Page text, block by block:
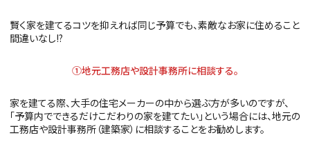
賢く家を建てるコツを抑えれば同じ予算でも、素敵なお家に住めること
間違いなし!?
①地元工務店や設計事務所に相談する。
家を建てる際、大手の住宅メーカーの中から選ぶ方が多いのですが、
「予算内でできるだけこだわりの家を建てたい」という場合には、地元の
工務店や設計事務所（建築家）に相談することをお勧めします。